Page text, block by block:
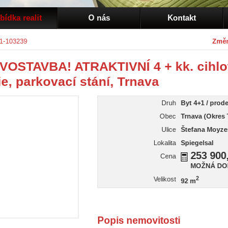
realit O nás Kontakt
103239
ATRAKTIVNÍ 4 + kk.
parkovací stání, Trnava
Druh
Byt 4+1 /
Obec
Trnava (Okres
Ulice
Štefana
Lokalita
Spiegelsal
Cena
253
MOŽNÁ
Velikost
92 m2
Popis nemovitosti